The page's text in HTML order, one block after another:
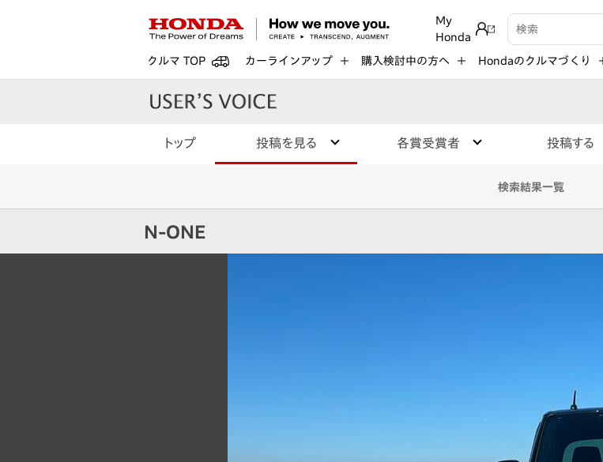
My
Honda
検索キーワード入力
クルマ TOP カーラインアップ 購入検討中の方へ Hondaのクルマづくり
トップ 投稿を見る 各賞受賞者 投稿する
検索結果一覧
N-ONE